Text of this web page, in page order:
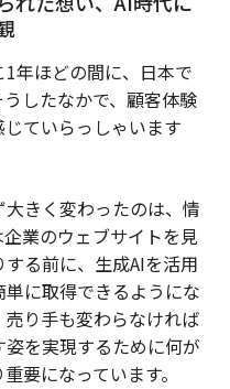
1年ほどの間に、日本で
したなかで、顧客体験
ていらっしゃいます
大きく変わったのは、情
業のウェブサイトを見
る前に、生成AIを活用
に取得できるようにな
り手も変わらなければ
を実現するために何が
要になっています。